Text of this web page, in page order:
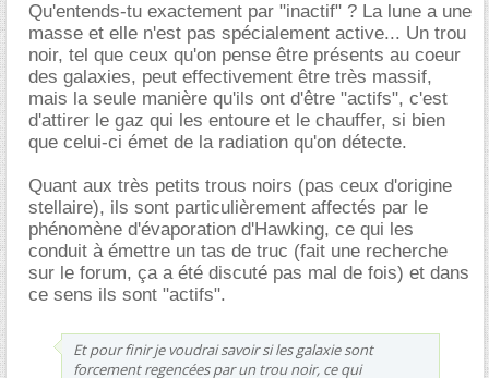
Qu'entends-tu exactement par "inactif" ? La lune a une
masse et elle n'est pas spécialement active... Un trou
noir, tel que ceux qu'on pense être présents au coeur
des galaxies, peut effectivement être très massif,
mais la seule manière qu'ils ont d'être "actifs", c'est
d'attirer le gaz qui les entoure et le chauffer, si bien
que celui-ci émet de la radiation qu'on détecte.
Quant aux très petits trous noirs (pas ceux d'origine
stellaire), ils sont particulièrement affectés par le
phénomène d'évaporation d'Hawking, ce qui les
conduit à émettre un tas de truc (fait une recherche
sur le forum, ça a été discuté pas mal de fois) et dans
ce sens ils sont "actifs".
Et pour finir je voudrai savoir si les galaxie sont
forcement regencées par un trou noir, ce qui